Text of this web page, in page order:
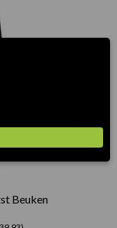
Beuken